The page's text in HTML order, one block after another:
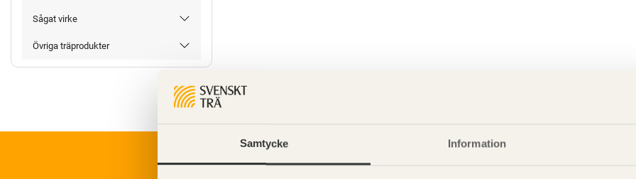
Samtycke Information
Sågat virke
Övriga träprodukter